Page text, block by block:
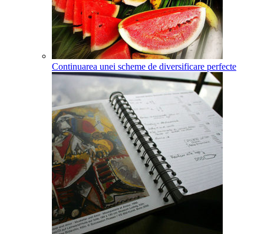
Continuarea unei scheme de diversificare perfecte